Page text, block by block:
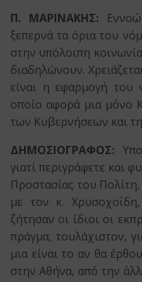
Π. ΜΑΡΙΝΑΚΗΣ:
ξεπερνά τα όρια του
στην υπόλοιπη
διαδηλώνουν.
είναι η εφαρμογή του
οποίο αφορά μια μόνο
των Κυβερνήσεων και
ΔΗΜΟΣΙΟΓΡΑΦΟΣ:
γιατί περιγράφετε και
Προστασίας του
με τον κ.
ζήτησαν οι ίδιοι οι
πράγμα, τουλάχιστον,
μια είναι το αν θα
στην Αθήνα, από την